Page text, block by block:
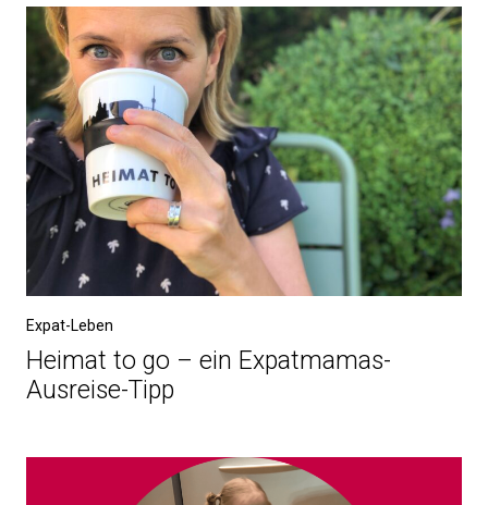
Expat-Leben
Heimat to go – ein Expatmamas-
Ausreise-Tipp